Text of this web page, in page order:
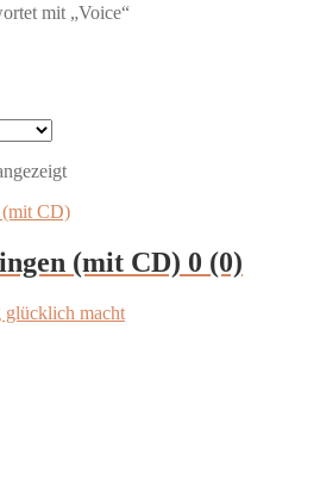
mit „Voice“
(mit CD) 0 (0)
glücklich macht